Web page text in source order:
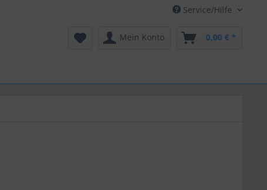
Service/Hilfe
Mein Konto 0,00 € *